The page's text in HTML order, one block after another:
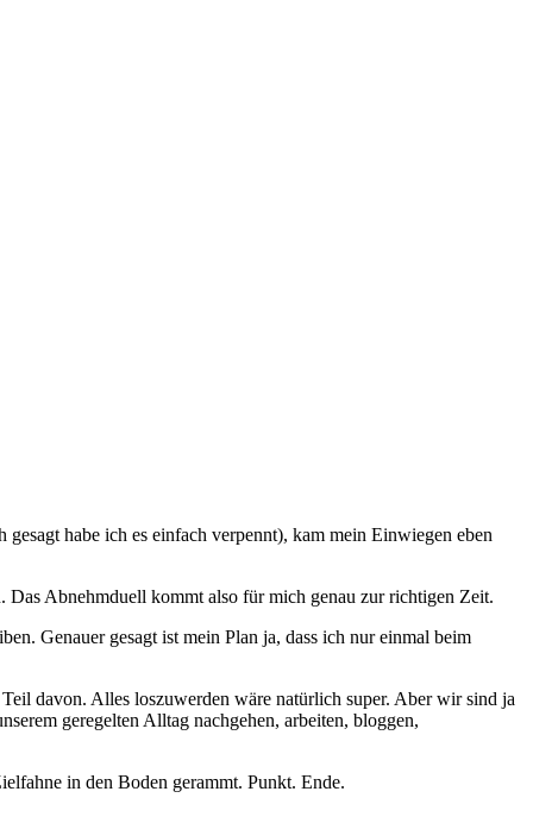
habe ich es einfach verpennt), kam mein Einwiegen eben
Das Abnehmduell kommt also für mich genau zur richtigen Zeit.
Genauer gesagt ist mein Plan ja, dass ich nur einmal beim
davon. Alles loszuwerden wäre natürlich super. Aber wir sind ja
geregelten Alltag nachgehen, arbeiten, bloggen,
in den Boden gerammt. Punkt. Ende.